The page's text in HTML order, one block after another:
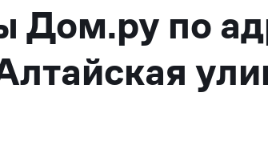
Дом.ру по